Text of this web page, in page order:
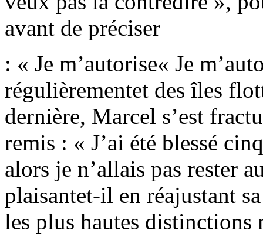
avant de préciser
: « Je m’autorise« Je
régulièrementet des îles
dernière, Marcel s’est
remis : « J’ai été blessé
alors je n’allais pas rester
plaisantet-il en réajustant
les plus hautes distinctions